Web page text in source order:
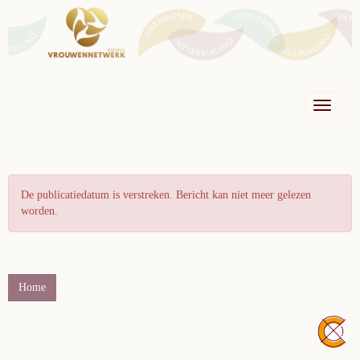
Toggle
De publicatiedatum is verstreken. Bericht kan niet meer gelezen
worden.
Home